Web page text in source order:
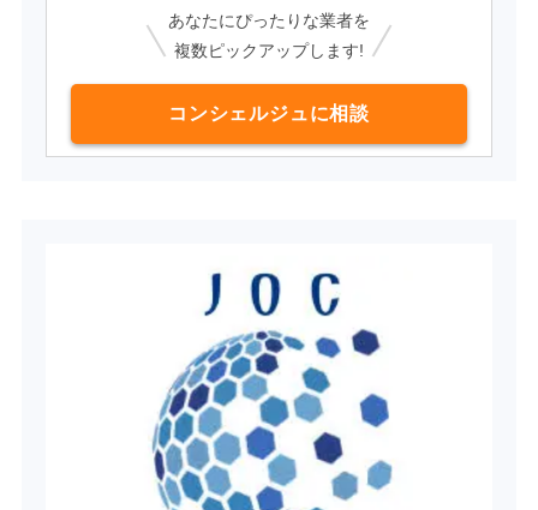
あなたにぴったりな業者を
複数ピックアップします!
コンシェルジュに相談